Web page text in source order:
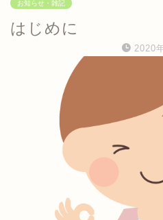
お知らせ・雑記
はじめに
2020